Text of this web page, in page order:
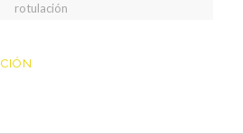
rotulación